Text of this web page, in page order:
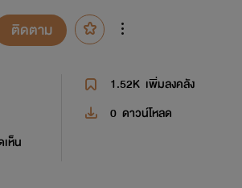
ติดตาม
1.52K เพิ่มลงคลัง
0 ดาวน์โหลด
ห็น